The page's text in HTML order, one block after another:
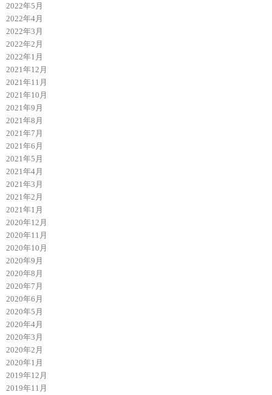
2022年5月
2022年4月
2022年3月
2022年2月
2022年1月
2021年12月
2021年11月
2021年10月
2021年9月
2021年8月
2021年7月
2021年6月
2021年5月
2021年4月
2021年3月
2021年2月
2021年1月
2020年12月
2020年11月
2020年10月
2020年9月
2020年8月
2020年7月
2020年6月
2020年5月
2020年4月
2020年3月
2020年2月
2020年1月
2019年12月
2019年11月